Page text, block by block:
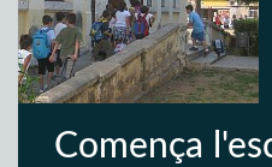
Comença